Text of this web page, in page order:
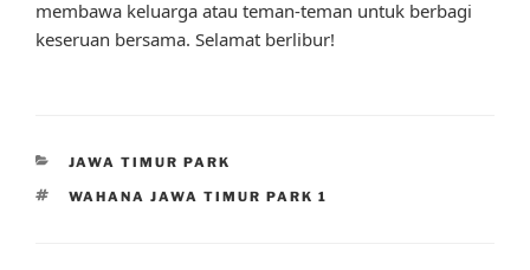
membawa keluarga atau teman-teman untuk berbagi
keseruan bersama. Selamat berlibur!
CATEGORIES
JAWA TIMUR PARK
TAGS
WAHANA JAWA TIMUR PARK 1